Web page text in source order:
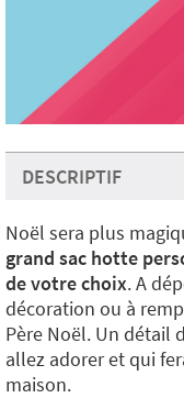
DESCRIPTIF
Noël sera plus
grand sac hotte
de votre choix. A
décoration ou à
Père Noël. Un détail
allez adorer et qui
maison.